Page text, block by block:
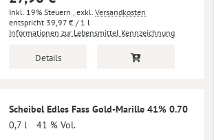
Inkl. 19% Steuern , exkl. Versandkosten
39,97 € / 1 l
Informationen zur Lebensmittel Kennzeichnung
Details
Scheibel Edles Fass Gold-Marille 41% 0.70
0,7 l
41 % Vol.